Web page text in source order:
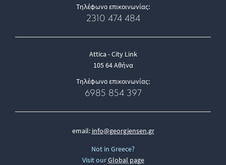
Τηλέφωνο επικοινωνίας:
2310 474 484
Attica - City Link
105 64 Αθήνα
Τηλέφωνο επικοινωνίας:
6985 854 397
email: info@georgjensen.gr
Not in Greece?
Visit ourGlobal page